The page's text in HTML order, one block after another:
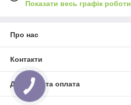
Показати весь графік роботи
Про нас
Контакти
Доставка та оплата
КНОПКА
ЗВ'ЯЗКУ